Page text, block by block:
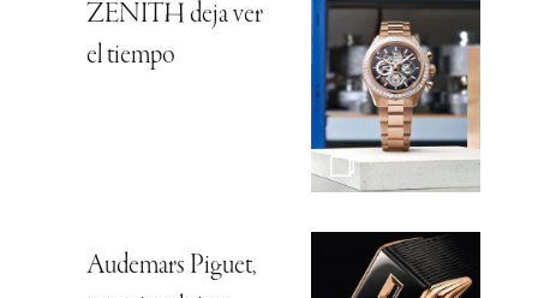
ZENITH deja ver
el tiempo
Audemars Piguet,